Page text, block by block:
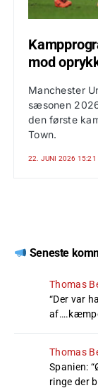
mod
Manchester
sæsonen
den første
Town.
22. JUNI 2026 15:21
Seneste
Thomas
“Der var
Thomas
Spanien: “
ringe der